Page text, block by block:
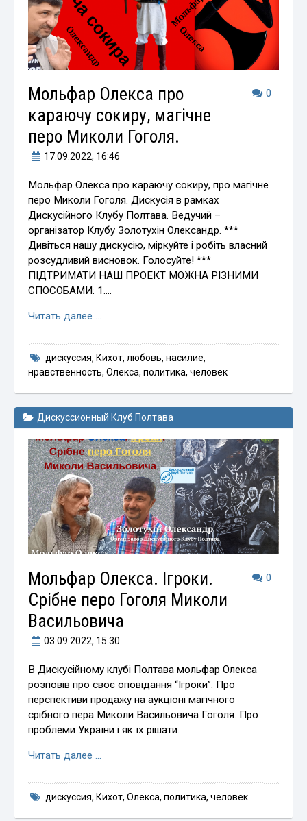
0
Мольфар Олекса про
караючу сокиру, магічне
перо Миколи Гоголя.
17.09.2022, 16:46
Мольфар Олекса про караючу сокиру, про магічне
перо Миколи Гоголя. Дискусія в рамках
Дискусійного Клубу Полтава. Ведучий –
організатор Клубу Золотухін Олександр. ***
Дивіться нашу дискусію, міркуйте і робіть власний
розсудливий висновок. Голосуйте! ***
ПІДТРИМАТИ НАШ ПРОЕКТ МОЖНА РІЗНИМИ
СПОСОБАМИ: 1.…
Читать далее …
дискуссия, Кихот, любовь, насилие,
нравственность,Олекса,политика,человек
Дискуссионный Клуб Полтава
0
Мольфар Олекса. Ігроки.
Срібне перо Гоголя Миколи
Васильовича
03.09.2022, 15:30
В Дискусійному клубі Полтава мольфар Олекса
розповів про своє оповідання “Ігроки”. Про
перспективи продажу на аукціоні магічного
срібного пера Миколи Васильовича Гоголя. Про
проблеми України і як їх рішати.
Читать далее …
дискуссия, Кихот, Олекса, политика, человек